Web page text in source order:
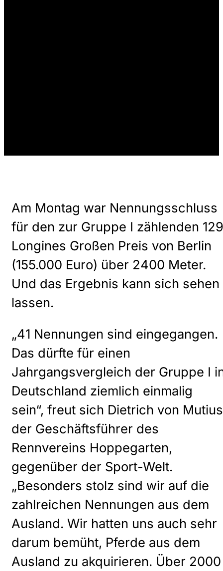
Am Montag war Nennungsschluss
für den zur Gruppe I zählenden
Longines Großen Preis von Berlin
(155.000 Euro) über 2400 Meter.
Und das Ergebnis kann sich sehen
lassen.
„41 Nennungen sind eingegangen.
Das dürfte für einen
Jahrgangsvergleich der Gruppe I
Deutschland ziemlich einmalig
sein“, freut sich Dietrich von
der Geschäftsführer des
Rennvereins Hoppegarten,
gegenüber der Sport-Welt.
„Besonders stolz sind wir auf die
zahlreichen Nennungen aus dem
Ausland. Wir hatten uns auch sehr
darum bemüht, Pferde aus dem
Ausland zu akquirieren. Über 2000